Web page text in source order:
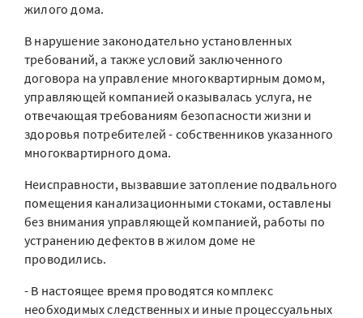
жилого дома.
В нарушение законодательно установленных
требований, а также условий заключенного
договора на управление многоквартирным домом,
управляющей компанией оказывалась услуга, не
отвечающая требованиям безопасности жизни и
здоровья потребителей - собственников указанного
многоквартирного дома.
Неисправности, вызвавшие затопление подвального
помещения канализационными стоками, оставлены
без внимания управляющей компанией, работы по
устранению дефектов в жилом доме не
проводились.
- В настоящее время проводятся комплекс
необходимых следственных и иные процессуальных